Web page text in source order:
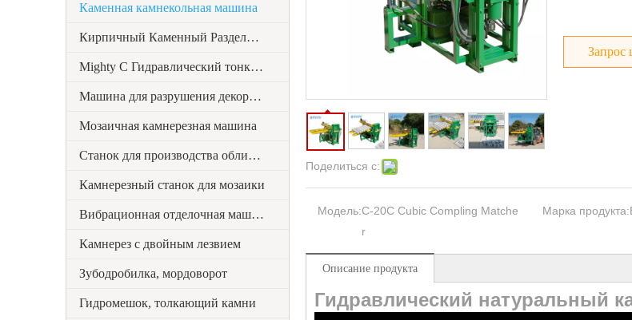
Каменная камнекольная машина
Кирпичный Каменный Разделитель
Mighty C Гидравлический тонкий разделитель шпона
Машина для разрушения декоративного камня
Мозаичная камнерезная машина
Станок для производства облицовочного камня
Камнерезный станок для мозаики
Вибрационная отделочная машина
Камнерез с двойным лезвием
Зубодробилка, мордоворот
Гидромешок, толкающий камни
Поделиться с:
Запрос
Модель:C-20C Cubic Compling Matche
r
Марка продукта:
Описание продукта
Гидравлический натуральный